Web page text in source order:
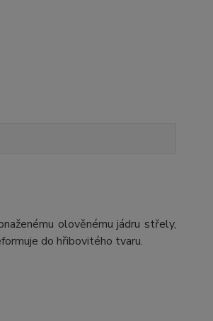
olověnému jádru střely,
do hřibovitého tvaru.